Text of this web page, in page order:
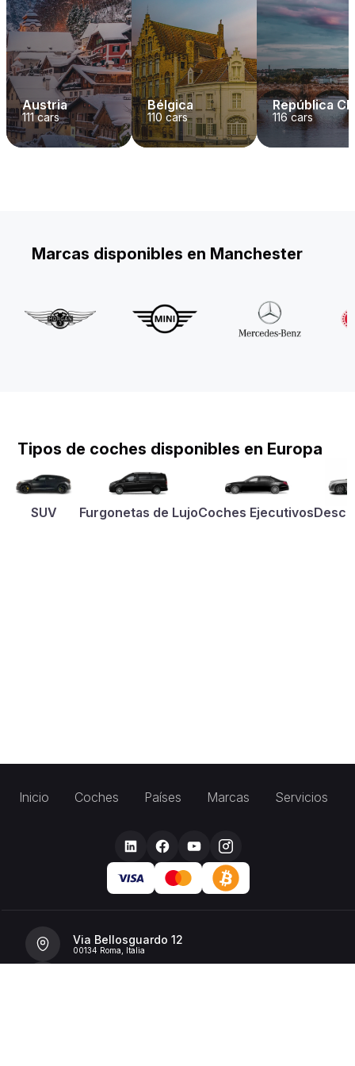
Austria
111cars
Bélgica
110 cars
República
116cars
Marcas disponibles en Manchester
Tipos de coches disponibles en Europa
SUV Furgonetas de LujoCoches Ejecutivos
Inicio Coches Países Marcas Servicios
Via Bellosguardo 12
00134 Roma, Italia